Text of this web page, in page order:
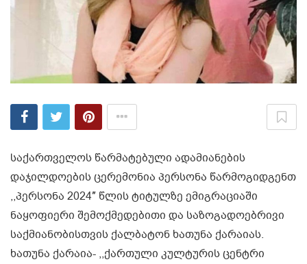
საქართველოს წარმატებული ადამიანების
დაჯილდოების ცერემონია პერსონა წარმოგიდგენთ
,,პერსონა 2024″ წლის ტიტულზე ემიგრაციაში
ნაყოფიერი შემოქმედებითი და საზოგადოებრივი
საქმიანობისთვის ქალბატონ ხათუნა ქარაიას.
ხათუნა ქარაია- ,,ქართული კულტურის ცენტრი